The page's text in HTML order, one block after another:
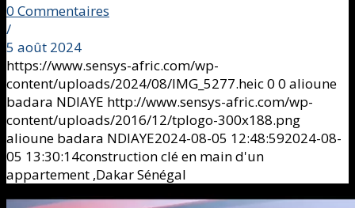
0 Commentaires
/
5 août 2024
https://www.sensys-afric.com/wp-
content/uploads/2024/08/IMG_5277.heic0 0 alioune
badara NDIAYE http://www.sensys-afric.com/wp-
content/uploads/2016/12/tplogo-300x188.png
alioune badara NDIAYE2024-08-05 12:48:592024-08-
05 13:30:14construction clé en main d'un
appartement ,Dakar Sénégal